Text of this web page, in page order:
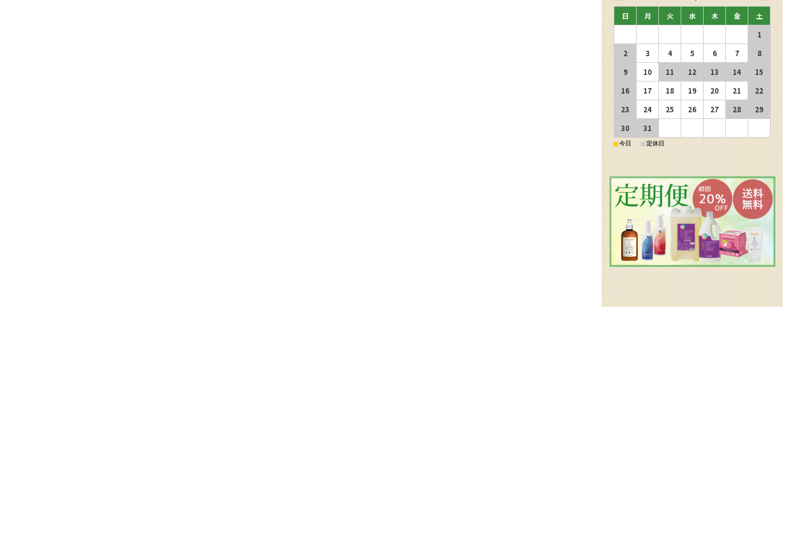
日 月 火 水 木 金
土
1
2
3 4 5 6 7
8
9
10 11 12 13 14
15
16
17 18 19 20 21
22
23
24 25 26 27 28
29
30
31
■今日 ■ 定休日